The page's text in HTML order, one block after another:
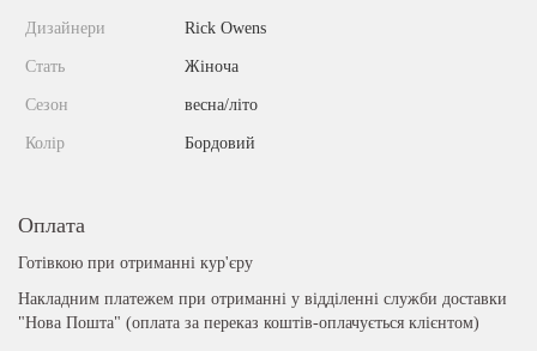
Дизайнери Rick Owens
Стать Жіноча
Сезон весна/літо
Колір Бордовий
Оплата
Готівкою при отриманні кур'єру
Накладним платежем при отриманні у відділенні служби доставки
"Нова Пошта" (оплата за переказ коштів-оплачується клієнтом)